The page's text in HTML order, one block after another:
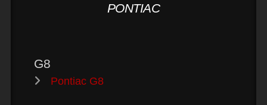
PONTIAC
G8
Pontiac G8